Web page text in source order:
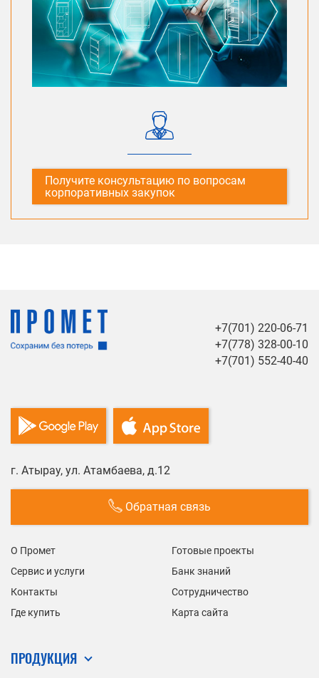
Получите консультацию по вопросам
корпоративных закупок
+7(701) 220-06-71
+7(778) 328-00-10
+7(701) 552-40-40
г. Атырау, ул. Атамбаева, д.12
Обратная связь
О Промет
Готовые проекты
Сервис и услуги
Банк знаний
Контакты
Сотрудничество
Где купить
Карта сайта
ПРОДУКЦИЯ